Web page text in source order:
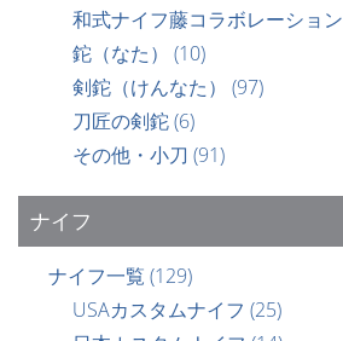
和式ナイフ藤コラボレーション
鉈（なた） (10)
剣鉈（けんなた） (97)
刀匠の剣鉈(6)
その他・小刀 (91)
ナイフ
ナイフ一覧 (129)
USAカスタムナイフ (25)